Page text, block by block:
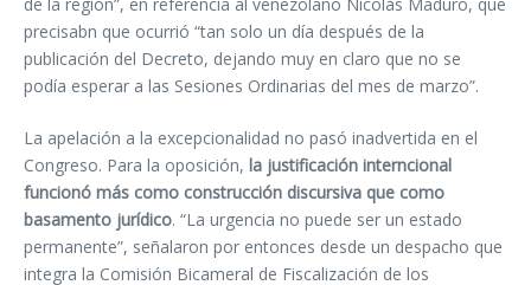
de la región”, en referencia al venezolano Nicolás Maduro, que
precisabn que ocurrió “tan solo un día después de la
publicación del Decreto, dejando muy en claro que no se
podía esperar a las Sesiones Ordinarias del mes de marzo”.
La apelación a la excepcionalidad no pasó inadvertida en el
Congreso. Para la oposición, la justificación interncional
funcionó más como construcción discursiva que como
basamento jurídico. “La urgencia no puede ser un estado
permanente”, señalaron por entonces desde un despacho que
integra la Comisión Bicameral de Fiscalización de los